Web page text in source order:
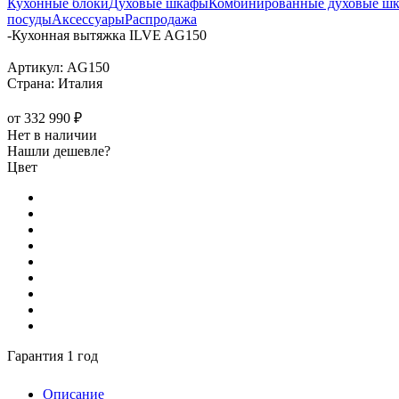
посудыАксессуарыРаспродажа
-Кухонная вытяжка ILVE AG150
Артикул: AG150
Страна: Италия
от 332 990 ₽
Нет в наличии
Нашли дешевле?
Цвет
Гарантия 1 год
Описание